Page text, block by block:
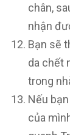
chân,
nhận
Bạn sẽ
da chết
trong
Nếu
của